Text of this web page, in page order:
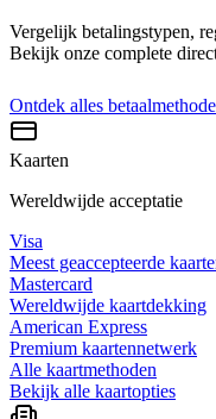
Vergelijk betalingstypen,
Bekijk onze complete
Ontdek alles
Kaarten
Wereldwijde acceptatie
Visa
Meest geaccepteerde
Mastercard
Wereldwijde kaartdekking
American Express
Premium kaartennetwerk
Alle kaartmethoden
Bekijk alle kaartopties